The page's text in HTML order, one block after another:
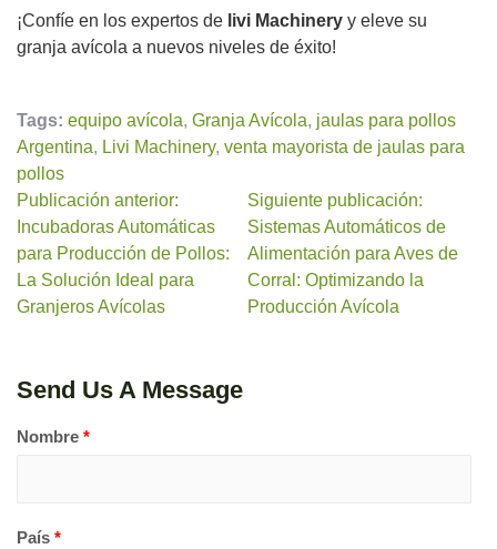
¡Confíe en los expertos de livi Machinery y eleve su
granja avícola a nuevos niveles de éxito!
Tags: equipo avícola, Granja Avícola, jaulas para pollos
Argentina, Livi Machinery, venta mayorista de jaulas para
pollos
Publicación anterior:
Incubadoras Automáticas
para Producción de Pollos:
La Solución Ideal para
Granjeros Avícolas
Siguiente publicación:
Sistemas Automáticos de
Alimentación para Aves de
Corral: Optimizando la
Producción Avícola
Send Us A Message
Nombre *
País *